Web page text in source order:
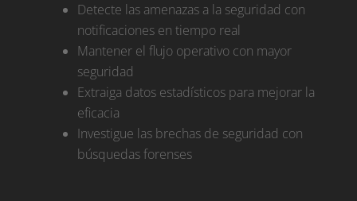
Detecte las amenazas a la seguridad con
notificaciones en tiempo real
Mantener el flujo operativo con mayor
seguridad
Extraiga datos estadísticos para mejorar la
eficacia
Investigue las brechas de seguridad con
búsquedas forenses